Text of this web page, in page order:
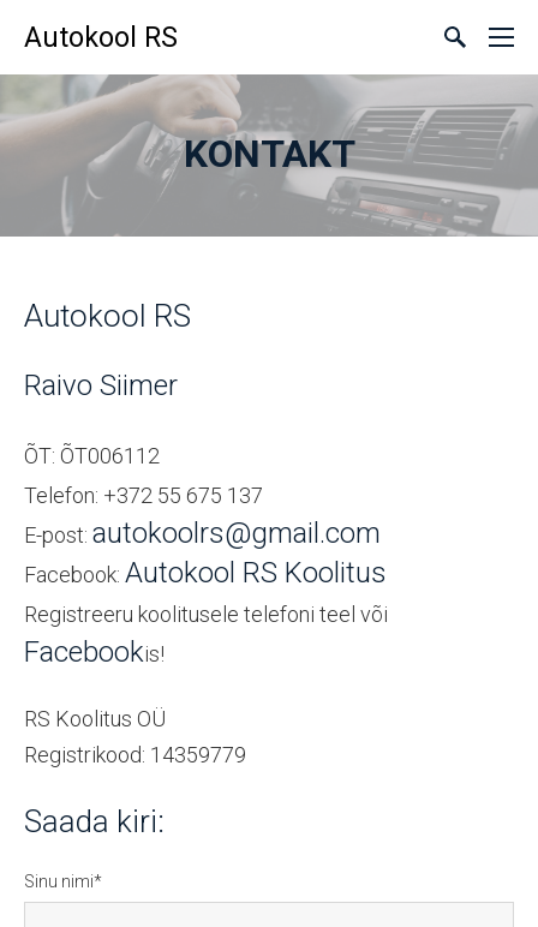
Autokool RS
KONTAKT
Autokool RS
Raivo Siimer
ÕT: ÕT006112
Telefon: +372 55 675 137
E-post: autokoolrs@gmail.com
Facebook: Autokool RS Koolitus
Registreeru koolitusele telefoni teel või
Facebookis!
RS Koolitus OÜ
Registrikood: 14359779
Saada kiri:
Sinu nimi